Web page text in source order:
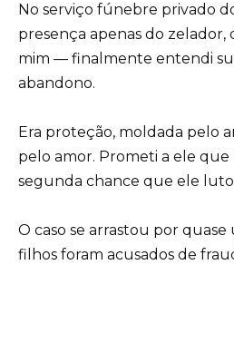
No serviço fúnebre privado
presença apenas do zelador,
mim — finalmente entendi
abandono.
Era proteção, moldada pelo
pelo amor. Prometi a ele que
segunda chance que ele
O caso se arrastou por quase
filhos foram acusados de